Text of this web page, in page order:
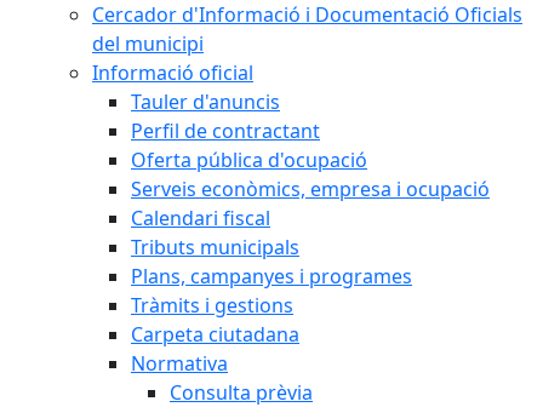
Cercador d'Informació i Documentació Oficials
del municipi
Informació oficial
Tauler d'anuncis
Perfil de contractant
Oferta pública d'ocupació
Serveis econòmics, empresa i ocupació
Calendari fiscal
Tributs municipals
Plans, campanyes i programes
Tràmits i gestions
Carpeta ciutadana
Normativa
Consulta prèvia